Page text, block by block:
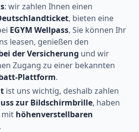
: wir zahlen Ihnen einen
, bieten eine
EGYM Wellpass, Sie können Ihr
leasen, genießen den
der Versicherung und wir
Zugang zu einer bekannten
Plattform.
ist uns wichtig, deshalb zahlen
zur Bildschirmbrille, haben
mit höhenverstellbaren
.